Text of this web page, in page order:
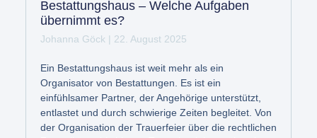
Bestattungshaus – Welche Aufgaben
übernimmt es?
Johanna Göck 22. August 2025
Ein Bestattungshaus ist weit mehr als ein
Organisator von Bestattungen. Es ist ein
einfühlsamer Partner, der Angehörige unterstützt,
entlastet und durch schwierige Zeiten begleitet. Von
der Organisation der Trauerfeier über die rechtlichen